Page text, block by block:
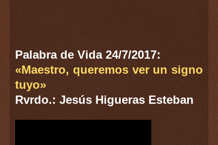
Palabra de Vida 24/7/2017:
«Maestro, queremos ver un signo
tuyo»
Rvrdo.: Jesús Higueras Esteban